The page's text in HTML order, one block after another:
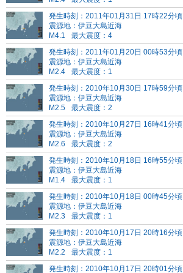
発生時刻：2011年01月31日 17時22分頃
震源地：伊豆大島近海
M4.1
最大震度：4
発生時刻：2011年01月20日 00時53分頃
震源地：伊豆大島近海
M2.4
最大震度：1
発生時刻：2010年10月30日 17時59分頃
震源地：伊豆大島近海
M2.5
最大震度：2
発生時刻：2010年10月27日 16時41分頃
震源地：伊豆大島近海
M2.6
最大震度：2
発生時刻：2010年10月18日 16時55分頃
震源地：伊豆大島近海
M1.4
最大震度：1
発生時刻：2010年10月18日 00時45分頃
震源地：伊豆大島近海
M2.3
最大震度：1
発生時刻：2010年10月17日 20時16分頃
震源地：伊豆大島近海
M2.2
最大震度：1
発生時刻：2010年10月17日 20時01分頃